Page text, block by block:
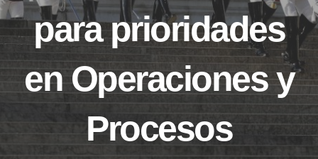
para prioridades
en Operaciones y
Procesos